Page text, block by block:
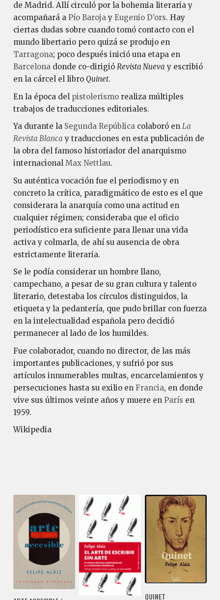
de Madrid. Allí circuló por la bohemia literaria y
acompañará a Pío Barojay Eugenio D’ors. Hay
ciertas dudas sobre cuando tomó contacto con el
mundo libertario pero quizá se produjo en
Tarragona; poco después inició una etapa en
Barcelonadonde co-dirigió Revista Nueva y escribió
en la cárcel el libro Quinet.
En la época del pistolerismorealiza múltiples
trabajos de traducciones editoriales.
Ya durante la Segunda Repúblicacolaboró en La
Revista Blanca y traducciones en esta publicación de
la obra del famoso historiador del anarquismo
internacional Max Nettlau.
Su auténtica vocación fue el periodismo y en
concreto la crítica, paradigmático de esto es el que
considerara la anarquía como una actitud en
cualquier régimen; consideraba que el oficio
periodístico era suficiente para llenar una vida
activa y colmarla, de ahí su ausencia de obra
estrictamente literaria.
Se le podía considerar un hombre llano,
campechano, a pesar de su gran cultura y talento
literario, detestaba los círculos distinguidos, la
etiqueta y la pedantería, que pudo brillar con fuerza
en la intelectualidad española pero decidió
permanecer al lado de los humildes.
Fue colaborador, cuando no director, de las más
importantes publicaciones, y sufrió por sus
artículos innumerables multas, encarcelamientos y
persecuciones hasta su exilio en Francia, en donde
vive sus últimos veinte años y muere en París en
1959.
Wikipedia
QUINET